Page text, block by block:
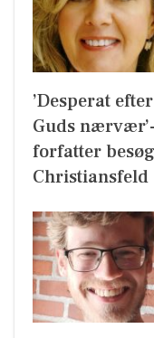
’Desperat efter
Guds nærvær’-
forfatter
Christiansfeld